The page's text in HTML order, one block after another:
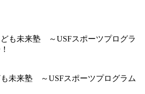
未来塾 ～USFスポーツプログラム